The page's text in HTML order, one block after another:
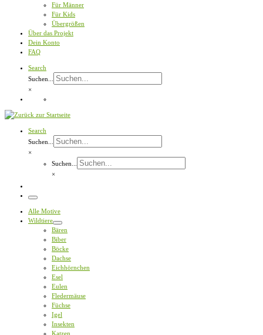
Für Männer
Für Kids
Übergrößen
Über das Projekt
Dein Konto
FAQ
Search
Suchen...
×
Search
Suchen...
×
Suchen...
×
Menü
Alle Motive
Wildtiere
Bären
Biber
Böcke
Dachse
Eichhörnchen
Esel
Eulen
Fledermäuse
Füchse
Igel
Insekten
Katzen